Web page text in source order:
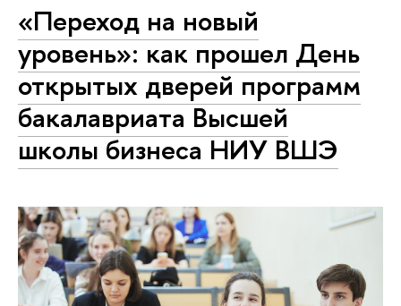
«Переход на новый
уровень»: как прошел День
открытых дверей программ
бакалавриата Высшей
школы бизнеса НИУ ВШЭ